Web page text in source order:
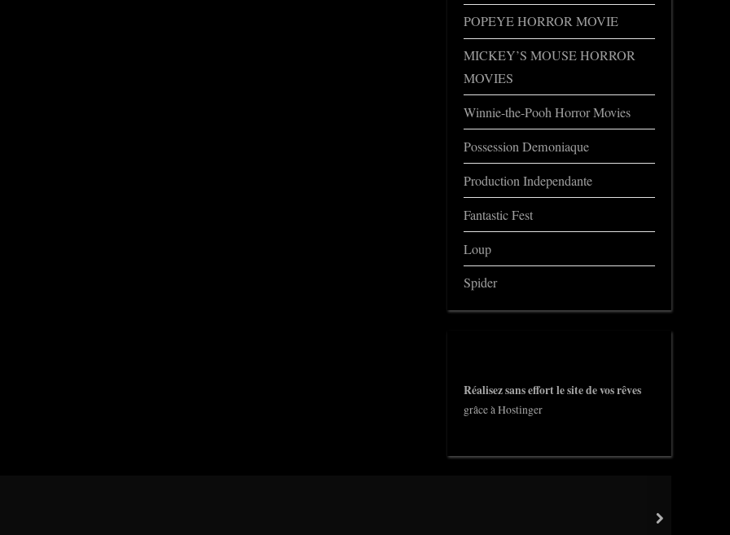
POPEYE HORROR MOVIE
MICKEY’S MOUSE HORROR
MOVIES
Winnie-the-Pooh Horror Movies
Possession Demoniaque
Production Independante
Fantastic Fest
Loup
Spider
Réalisez sans effort le site de vos rêves
grâce à Hostinger
next